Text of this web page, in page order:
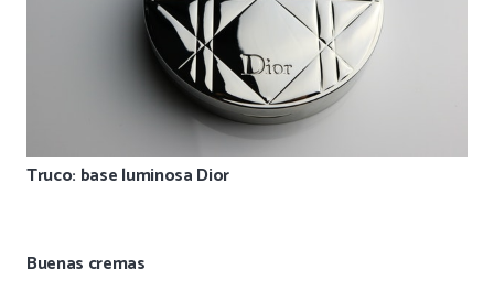
Truco: base luminosa Dior
Buenas cremas